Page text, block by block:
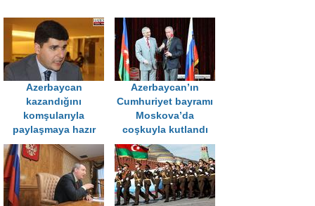
Azerbaycan
kazandığını
komşularıyla
paylaşmaya hazır
Azerbaycan’ın
Cumhuriyet bayramı
Moskova’da
coşkuyla kutlandı